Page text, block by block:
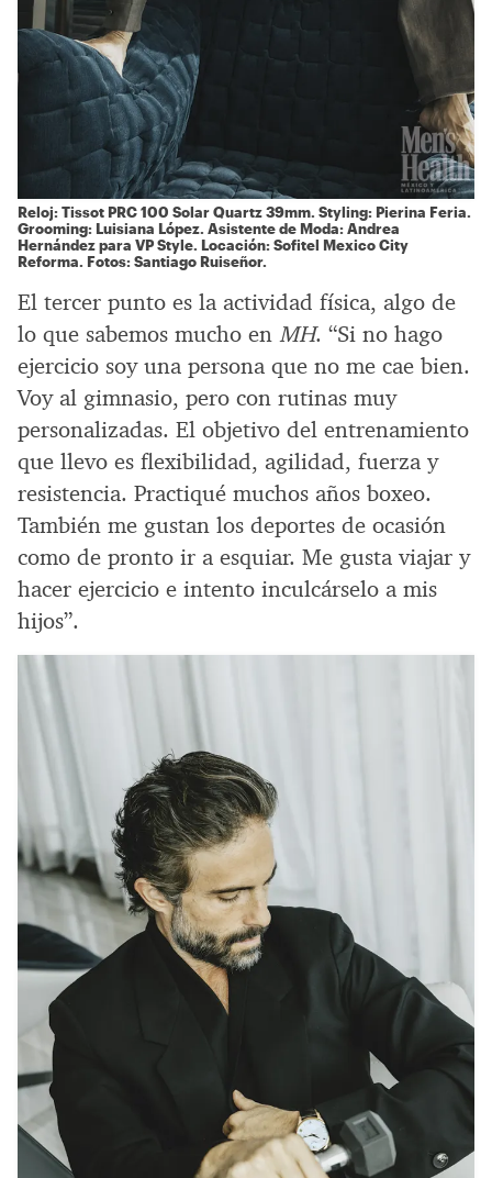
Reloj: Tissot PRC 100 Solar Quartz 39mm. Styling: Pierina Feria.
Grooming: Luisiana López. Asistente de Moda: Andrea
Hernández para VP Style. Locación: Sofitel Mexico City
Reforma. Fotos: Santiago Ruiseñor.
El tercer punto es la actividad física, algo de
lo que sabemos mucho en MH. “Si no hago
ejercicio soy una persona que no me cae bien.
Voy al gimnasio, pero con rutinas muy
personalizadas. El objetivo del entrenamiento
que llevo es flexibilidad, agilidad, fuerza y
resistencia. Practiqué muchos años boxeo.
También me gustan los deportes de ocasión
como de pronto ir a esquiar. Me gusta viajar y
hacer ejercicio e intento inculcárselo a mis
hijos”.